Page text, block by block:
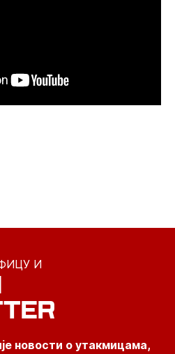
И
новости о утакмицама,